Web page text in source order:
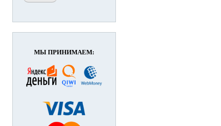
МЫ ПРИНИМАЕМ: